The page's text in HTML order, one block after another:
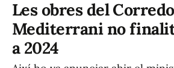
Les obres del
Mediterrani no
a 2024